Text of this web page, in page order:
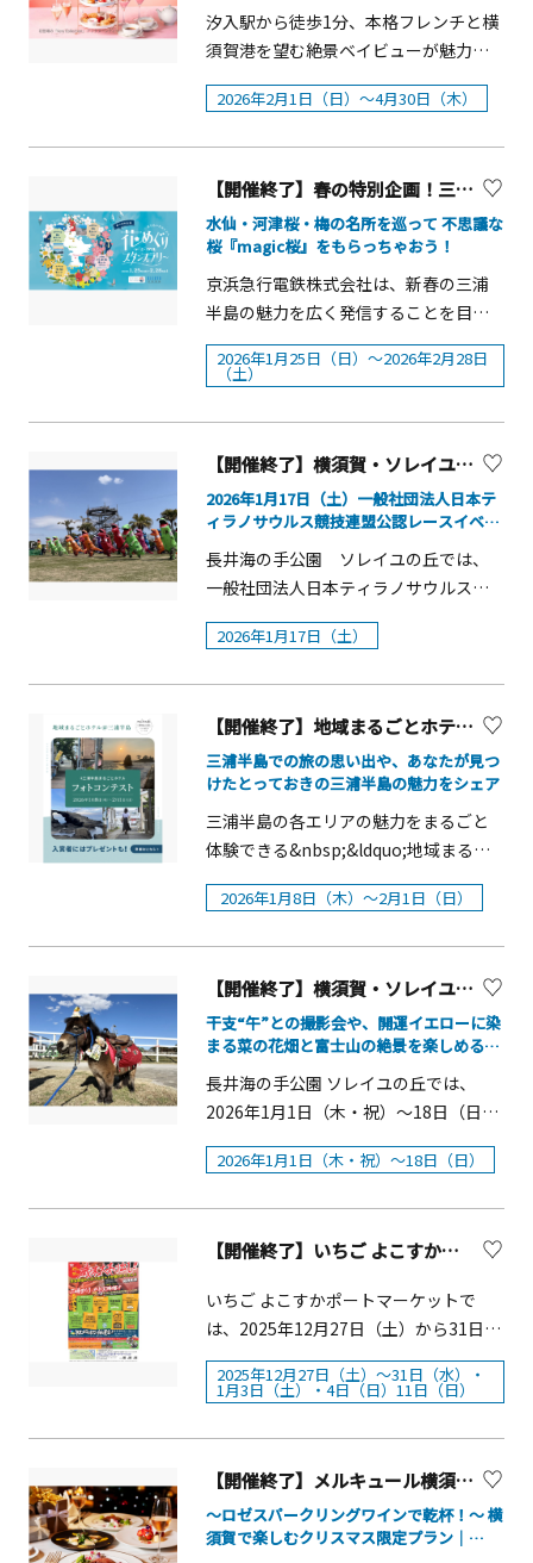
Ma&rsquo;Scar&rsquo;Piece / ワガマ
マなラストノート / ukka / EXILE
MAKIDAI / Girls&sup2; / Laki / RYOKI
MIYAMA / ファントムシータ / 純烈 / 横
山だいすけ / 浦田直也 / 9bic / THE
BEAT GARDEN / 杉本琢弥 / Def Class /
BOYS AND MEN / MeseMoa. / May J. /
もさを。 / 伊東歌詞太郎 / 宮川大聖 / 僕
が見たかった青空 / 南野陽子 / 玉井詩織
/ GLIM SPANKY / 渋谷すばる / 矢井田 瞳
/ THE SUPER FRUIT / 風輪 / モナキ /
Skoop On Somebody / DEEP /
FES☆TIVE / 梅田サイファー / 加藤ミリ
り台は、お子様に大人気です。花の見
頃に合わせて様々なお祭りやイベント
も開催され、一年を通して楽しむこと
ができます。
性） 140体 幼獣の部（小学生以
下） 80体■参加費（税込）：大人
（中学生以上）1,000円／こども（小学
生以下）600円■参加方法 Webチケッ
ト事前購入制 ■申込方法：下記の
「ソレイユの丘」の公式ホームページ
内の「チケット購入ページ」■チケッ
ト購入ページ：https://ticket.soleil-
park.jp/top/t-rex-race※雨天決行・荒
天時は中止する場合がございます。※
キャンセルポリシー等詳細は、チケッ
ト購入サイトをご確認ください。
したら下記参加URLにアクセスいただ
くとご参加いただけます。
https://app.metalife.co.jp/spaces/B
respawnFloor=H7vSf6ixQ6SbTTI35b
Wsフォトコンテストにご参加いただい
た方はもちろんのこと、三浦半島ファ
ンの方は、また行きたくなる新しいス
ポットを見つけに旅行好きの方や、三
浦半島にまだ行ったことのない方は、
春の旅行計画の参考にみんなで三浦半
島の魅力を再発見できるイベントで
す！旅に行く前から、旅の後まで、三
加心よりお待ちしております。
催日：2月22日（日）①飲食・物販出店
10：00～14:30②ステージイベント（田
45③演芸大会（演奏、ダンス、演舞、
00⑤ワークショップ、美術品展示（ア
ーティスト村による展示、WS、他）
10：00～15：00※2月22日はスタンプ
ラリーを同時開催時間：10：00～15：
00景品交換場所：旧田浦小学校
れの苺とSAKURAがきらめく春メニューが
登場
汐入駅から徒歩1分、本格フレンチと横
須賀港を望む絶景ベイビューが魅力の
「メルキュール横須賀」に、季節ごと
に新しい、少しだけ特別なアフタヌー
ン「ビストロ・ブルゴーニュ」にて、
2026年2月1日（日）より期間限定で提
供されます。 「Very Collection」は、
横須賀・三浦半島ならではの旬の素材
と、地元に息づく物語を重ねながら、
&ldquo;ここにしかない特別なローカル
スイーツ体験&rdquo;。初回となる春
は、苺とSAKURAをテーマにした華や
かな内容です。 スイーツには、横須賀
市認定のご当地スイーツとして長年親
しまれてきた「メルキュール横須賀オ
リジナル ヨコスカ・チェリー・チーズ
ケーキ」が、新しい装いで登場。ミニ
サイズで楽しめるのも魅力です。 ま
た、横須賀市津久井浜で苺づくりを行
う「津久井浜 Hajime Farm」の苺を使
用。近年では全国的にも珍しくなった
粒一粒を大切に育てた苺の中から、そ
の時期に最も状態の良いものを厳選し
て提供します。苺のムースやミニタル
トに加え、焼きたてスコーンには、
Hajime Farmの苺を贅沢に使用したシ
ェフ特製ジャムを添え、苺本来の甘み
と香りを最後のひと口までお楽しみい
界の一流ホテルで愛され続けているド
イツのプレミアムティーブランド「ロ
ンネフェルト」を採用。芳醇な香りと
奥行きのある味わいが、スイーツの魅
力をより一層引き立てます。また、メ
クティーにもロンネフェルトの茶葉を
楽しめます。 春の光と香りに包まれな
横須賀ならではの優雅なアフタヌーン
ティータイムをお過ごしください。
「観光かながわNOW」掲載記念 特典の
ご案内メルキュール横須賀公式予約サ
いたお客様を対象に、スパークリング
ワインをお一人様1杯プレゼントいたし
ます。本特典は、2月28日までにホテル
2026年2月1日（日）～4月30日（木）
【開催終了】春の特別企画！三浦半島の名所を巡る！花めぐりデジタルスタンプラリー
水仙・河津桜・梅の名所を巡って 不思議な
桜『magic桜』をもらっちゃおう！
京浜急行電鉄株式会社は、新春の三浦
半島の魅力を広く発信することを目的
として、「春の特別企画！三浦半島の
名所を巡る！花めぐりデジタルスタン
ら２月28日（土）まで実施します。期
間中、対象スポットでデジタルスタン
紙でできた不思議な桜「Magic桜」＆
枚」のセットを抽選で300名様にプレゼ
ント！抽選にもれても京急プレミアポ
イント会員でPASMO登録をしている方
限定で500ポイントをプレゼント！●参
加方法(1) 京急電鉄が運営する地域情
報/MaaSサイト「newcal」にて会員登
録ＵＲＬ： https://newcal.jp/(2)
「newcal」内特設ページからスタンプ
ラリーを発券（発券後，「ＭＹペー
ジ」のＭＹチケットに表示）(3) スタン
プ獲得対象スポットに近づいたら「Ｍ
Ｙページ」を開き，ＭＹチケットから
該当するスタンプラリーを開いて対象
スポットのスタンプ画面をタップする
トを巡ってスタンプを集めたら，指定
された抽選・引換エリアにて抽選実施
(5) 当選の場合，12時間で満開になる紙
でできた不思議な桜「magic桜」と
「『えきめんや』かき揚げそば無料券
２枚」をセットでプレゼント(6) 抽選に
もれても，京急プレミアポイントにＰ
ント●スタンプ獲得対象スポット(1) 城
急線「三崎口」駅から京浜急行バス
「城ヶ島」行きに乗車30分「白秋碑
前」バス停下車徒歩10分(2) 小松ヶ池公
園（三浦市）アクセス方法：京急線
線「京急田浦」駅から京浜急行バス
「安浦二丁目」行きに乗車10分「田浦
郵便局」バス停下車徒歩15分(4）蘆花
2026年1月25日（日）～2026年2月28日
（土）
【開催終了】横須賀・ソレイユの丘 「第3回 ティラノサウルスレース」
2026年1月17日（土）一般社団法人日本テ
ィラノサウルス競技連盟公認レースイベン
イユの丘』を開催！
長井海の手公園 ソレイユの丘では、
一般社団法人日本ティラノサウルス競
技連盟公認レースイベント『第3回ティ
ラノサウルスレース in ソレイユの丘』
り、当レースの参加者の募集を開始し
ています。&nbsp; 全国的に話題となっ
ているティラノサウルスレースは、テ
ィラノサウルススーツを着用しながら
原っぱを駆け抜け1位を争う、観客も参
加型イベントです。中学生以上が参加
部」もご用意しており、公園を訪れる
幅広い年代の方々にご参加いただけま
す。レース会場は、ソレイユの丘が誇
る広大な芝生が魅力の「のんびりはら
っぱ」。参加者は、恐竜の姿で柔らか
う、ここだけの爽快感を味わうことが
ィラノサウルス姿で行われる集団ラジ
オ体操や全員で踊るティラノサウルス
えない企画を多数ご用意します。
&nbsp;さらに、ティラノサウルス姿の
まま園内のメリーゴーランドや観覧
車、GOGOカートといった様々なアトラ
ユの丘ならではの非日常体験をご体験
いただけます。 三浦半島の自然豊かな
景観も楽しめるソレイユの丘で、新年
一発目のティラノサウルスレースに挑
2026年1月17日（土）
【開催終了】地域まるごとホテル＠三浦半島 Instagramフォトコンテスト
三浦半島での旅の思い出や、あなたが見つ
けたとっておきの三浦半島の魅力をシェア
三浦半島の各エリアの魅力をまるごと
体験できる&nbsp;&ldquo;地域まるご
とホテル@三浦半島&rdquo;その魅力を
シェアするフォトコンテストを開催し
三浦半島の魅力を&nbsp;#三浦半島ま
るごとホテル をつけてシェアしてくだ
さい。&nbsp;受賞者には素敵なプレゼ
ントも。&nbsp;ご応募お待ちしていま
す！&nbsp;&nbsp;■募集期間
月1日（日）&nbsp;&nbsp;■対象地域
&nbsp;&nbsp;■応募方法
@mitabi_miurahanto 」をフォロー
&nbsp;2.三浦半島での旅の思い出を撮
影&nbsp;3.ハッシュタグ「 #三浦半島
まるごとホテル 」を付けて、写真を撮
以前に撮影いただいた写真でも応募可
能です。&nbsp;※「応募規約」をご確
認の上ご応募ください。応募をもって
2026年1月8日（木）～2月1日（日）
【開催終了】横須賀・ソレイユの丘 元日から「開運爆上がりイベント」
干支“午”との撮影会や、開運イエローに染
まる菜の花畑と富士山の絶景を楽しめる！
長井海の手公園 ソレイユの丘では、
2026年1月1日（木・祝）～18日（日）
までの期間限定で、お正月特別企画
『開運爆上がりイベント』を開催しま
ど満開の見頃を迎え、開運カラーの鮮
澄んだ空気に包まれた園内では、天候
に恵まれれば富士山との美しい共演も
楽しめ、新春にふさわしい絶景が広が
ります。干支にちなんでミニチュアホ
す。 開運ワークショップなど、家族や
友人と楽しめる新春ならではの催しが
揃い、心も体も晴れやかに新年のスタ
2026年1月1日（木・祝）～18日（日）
【開催終了】いちご よこすかポートマーケット 歳末大売出し＆年始イベント
いちご よこすかポートマーケットで
は、2025年12月27日（土）から31日
（水）まで「歳末大売出し」を開催し
ます。年末の買い出しにぴったりな海
年始には獅子舞や和太鼓パフォーマン
ス、動物ふれあい体験など、お正月な
す。年末年始のお出かけとお買い物
2025年12月27日（土）～31日（水）・
1月3日（土）・4日（日）11日（日）
【開催終了】メルキュール横須賀 「ホテル19階で楽しむ極上クリスマス・ディナー2025」
～ロゼスパークリングワインで乾杯！～ 横
須賀で楽しむクリスマス限定プラン｜